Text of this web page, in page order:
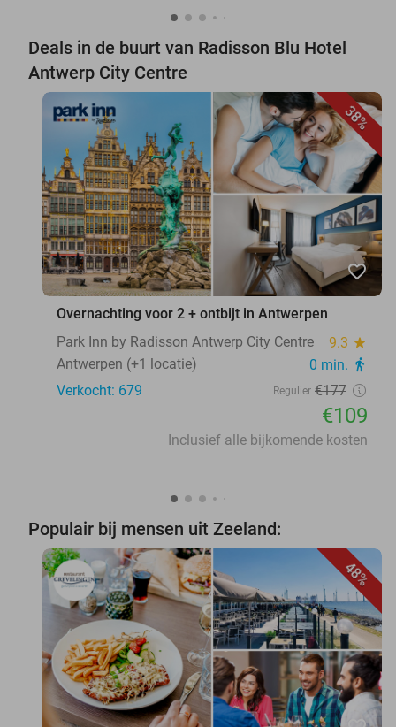
Deals in de buurt van Radisson Blu Hotel
Antwerp City Centre
38%
favorite_border
Overnachting voor 2 + ontbijt in Antwerpen
Park Inn by Radisson Antwerp City Centre
9.3 star
Antwerpen (+1 locatie) 0 min. directions_walk
Verkocht: 679 Regulier €177
€109
Inclusief alle bijkomende kosten
Populair bij mensen uit Zeeland:
48%